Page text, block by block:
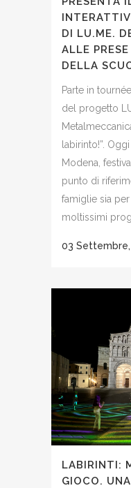
DI LU.ME.
ALLE
DELLA
Parte in
del progetto
labirinto!”.
Modena,
punto di
famiglie sia
moltissimi
03 Settembre,
LABIRINTI:
GIOCO.